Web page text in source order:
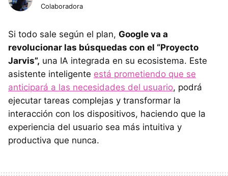
Colaboradora
Si todo sale según el plan, Google va a
revolucionar las búsquedas con el “Proyecto
Jarvis”, una IA integrada en su ecosistema. Este
asistente inteligente está prometiendo que se
anticipará a las necesidades del usuario, podrá
ejecutar tareas complejas y transformar la
interacción con los dispositivos, haciendo que la
experiencia del usuario sea más intuitiva y
productiva que nunca.